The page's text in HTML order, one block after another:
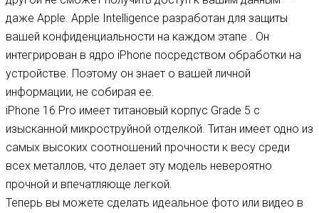
даже Apple. Apple Intelligence разработан для защиты
вашей конфиденциальности на каждом этапе . Он
интегрирован в ядро ​​iPhone посредством обработки на
устройстве. Поэтому он знает о вашей личной
информации, не собирая ее.
iPhone 16 Pro имеет титановый корпус Grade 5 с
изысканной микроструйной отделкой. Титан имеет одно из
самых высоких соотношений прочности к весу среди
всех металлов, что делает эту модель невероятно
прочной и впечатляюще легкой.
Теперь вы можете сделать идеальное фото или видео в